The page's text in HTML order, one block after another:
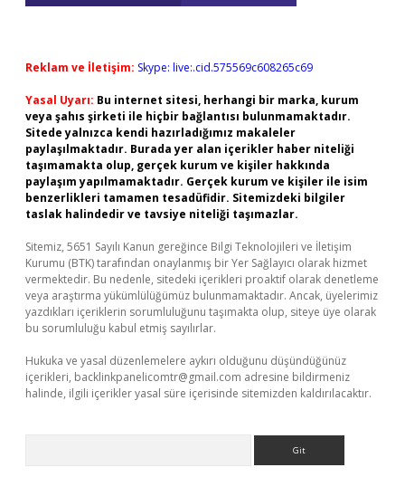
Reklam ve İletişim: Skype: live:.cid.575569c608265c69
Yasal Uyarı: Bu internet sitesi, herhangi bir marka, kurum
veya şahıs şirketi ile hiçbir bağlantısı bulunmamaktadır.
Sitede yalnızca kendi hazırladığımız makaleler
paylaşılmaktadır. Burada yer alan içerikler haber niteliği
taşımamakta olup, gerçek kurum ve kişiler hakkında
paylaşım yapılmamaktadır. Gerçek kurum ve kişiler ile isim
benzerlikleri tamamen tesadüfidir. Sitemizdeki bilgiler
taslak halindedir ve tavsiye niteliği taşımazlar.
Sitemiz, 5651 Sayılı Kanun gereğince Bilgi Teknolojileri ve İletişim
Kurumu (BTK) tarafından onaylanmış bir Yer Sağlayıcı olarak hizmet
vermektedir. Bu nedenle, sitedeki içerikleri proaktif olarak denetleme
veya araştırma yükümlülüğümüz bulunmamaktadır. Ancak, üyelerimiz
yazdıkları içeriklerin sorumluluğunu taşımakta olup, siteye üye olarak
bu sorumluluğu kabul etmiş sayılırlar.
Hukuka ve yasal düzenlemelere aykırı olduğunu düşündüğünüz
içerikleri, backlinkpanelicomtr@gmail.com adresine bildirmeniz
halinde, ilgili içerikler yasal süre içerisinde sitemizden kaldırılacaktır.